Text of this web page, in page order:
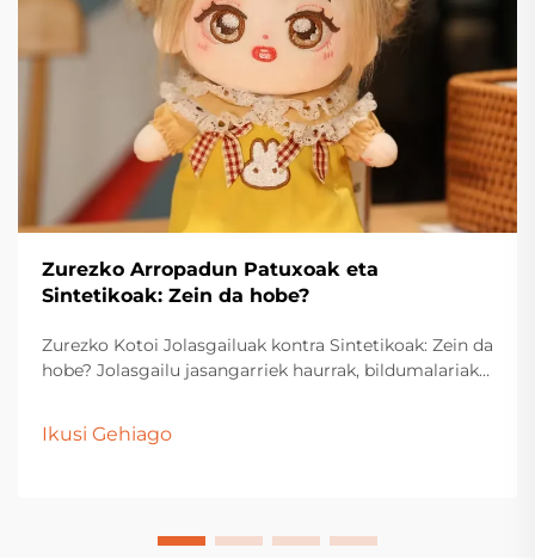
Zurezko Arropadun Patuxoak eta
Sintetikoak: Zein da hobe?
Zurezko Kotoi Jolasgailuak kontra Sintetikoak: Zein da
hobe? Jolasgailu jasangarriek haurrak, bildumalariak
eta erakarpen emozionalak kultura guztietan denbora
Ikusi Gehiago